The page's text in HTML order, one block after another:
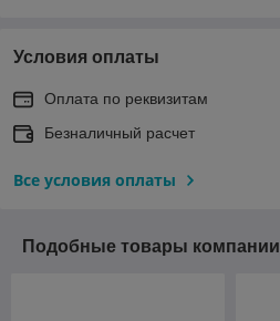
Условия оплаты
Оплата по реквизитам
Безналичный расчет
Все условия оплаты
Подобные товары компании